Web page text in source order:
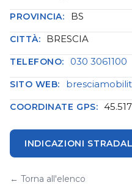
PROVINCIA: BS
CITTÀ: BRESCIA
TELEFONO: 030 3061100
SITO WEB:
COORDINATE GPS:
INDICAZIONI
← Torna all'elenco